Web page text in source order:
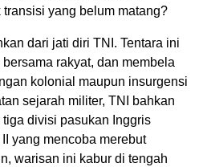
yang belum matang?
dari jati diri TNI. Tentara ini
rakyat, dan membela
kolonial maupun insurgensi
sejarah militer, TNI bahkan
divisi pasukan Inggris
yang mencoba merebut
warisan ini kabur di tengah